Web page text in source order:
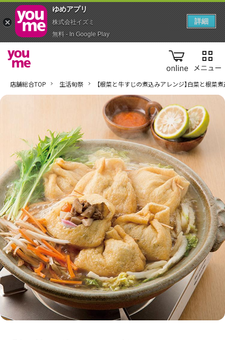
online
店舗総合TOP 生活旬祭 【根菜と牛すじの煮込みアレンジ】白菜と根菜
ゆめアプ‪リ‬
株式会社イズミ
無料 - In Google Play
詳細